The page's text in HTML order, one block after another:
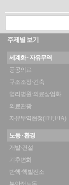
검색:
주제별 보기
세계화 · 자유무역
공공의료
구조조정·긴축
영리병원·의료상업화
의료관광
자유무역협정(TPP, FTA)
노동 · 환경
개발·건설
기후변화
반핵·핵발전소